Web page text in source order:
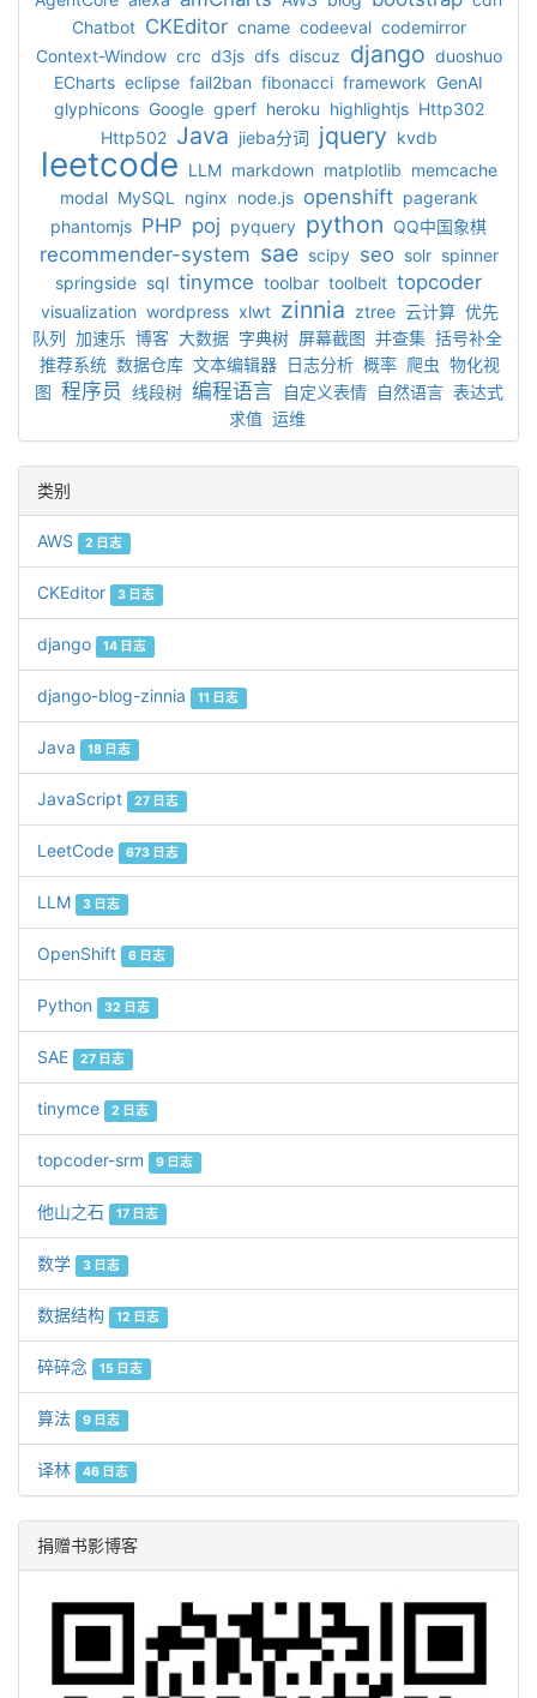
Chatbot CKEditor cname codeeval codemirror
Context-Window crc d3js dfs discuz django duoshuo
ECharts eclipse fail2ban fibonacci framework GenAI
glyphicons Google gperf heroku highlightjs Http302
Http502 Java jieba分词 jquery kvdb
leetcode LLM markdown matplotlib memcache
modal MySQL nginx node.js openshift pagerank
phantomjs PHP poj pyquery python QQ中国象棋
recommender-system sae scipy seo solr spinner
springside sql tinymce toolbar toolbelt topcoder
visualization wordpress xlwt zinnia ztree 云计算 优先
队列 加速乐 博客 大数据 字典树 屏幕截图 并查集 括号补全
推荐系统 数据仓库 文本编辑器 日志分析 概率 爬虫 物化视
图 程序员 线段树 编程语言 自定义表情 自然语言 表达式
求值 运维
类别
AWS 2 日志
CKEditor 3 日志
django 14 日志
django-blog-zinnia 11 日志
Java 18 日志
JavaScript 27 日志
LeetCode 673 日志
LLM 3 日志
OpenShift 6 日志
Python 32 日志
SAE 27 日志
tinymce 2 日志
topcoder-srm 9 日志
他山之石 17 日志
数学 3 日志
数据结构 12 日志
碎碎念 15 日志
算法 9 日志
译林 46 日志
捐赠书影博客